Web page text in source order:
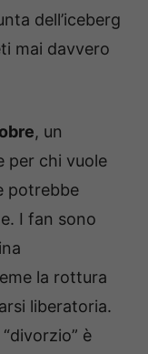
dell’iceberg
mai davvero
, un
per chi vuole
potrebbe
I fan sono
la rottura
liberatoria.
è